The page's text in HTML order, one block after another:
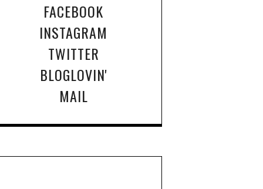
FACEBOOK
INSTAGRAM
TWITTER
BLOGLOVIN'
MAIL